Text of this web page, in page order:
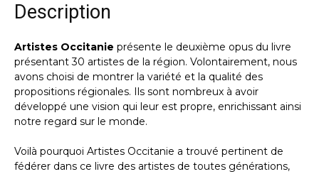
Description
Artistes Occitanie présente le deuxième opus du livre
présentant 30 artistes de la région. Volontairement, nous
avons choisi de montrer la variété et la qualité des
propositions régionales. Ils sont nombreux à avoir
développé une vision qui leur est propre, enrichissant ainsi
notre regard sur le monde.
Voilà pourquoi Artistes Occitanie a trouvé pertinent de
fédérer dans ce livre des artistes de toutes générations,